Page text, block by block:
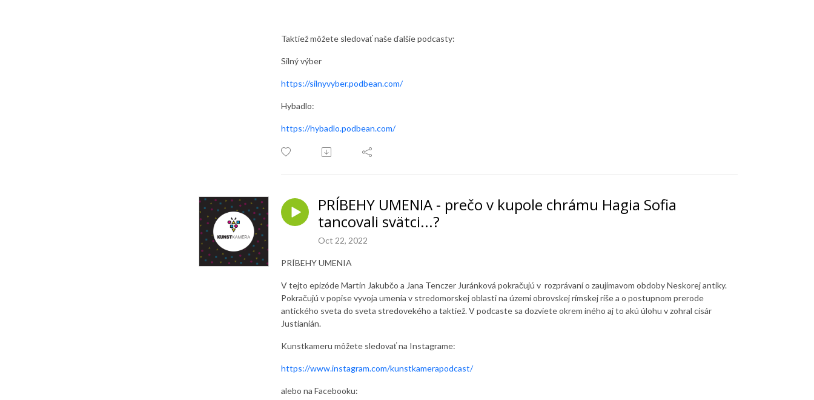
Taktiež môžete sledovať naše ďalšie podcasty:
Silný výber
https://silnyvyber.podbean.com/
Hybadlo:
https://hybadlo.podbean.com/
PRÍBEHY UMENIA - prečo v kupole chrámu Hagia Sofia
tancovali svätci...?
Oct 22, 2022
PRÍBEHY UMENIA
V tejto epizóde Martin Jakubčo a Jana Tenczer Juránková pokračujú v rozprávaní o zaujímavom obdoby Neskorej antiky.
Pokračujú v popise vyvoja umenia v stredomorskej oblasti na územi obrovskej rímskej ríše a o postupnom prerode
antického sveta do sveta stredovekého a taktiež. V podcaste sa dozviete okrem iného aj to akú úlohu v zohral cisár
Justianián.
Kunstkameru môžete sledovať na Instagrame:
https://www.instagram.com/kunstkamerapodcast/
alebo na Facebooku: